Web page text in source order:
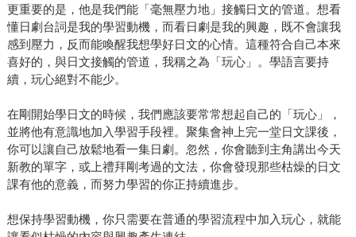
更重要的是，他是我們能「毫無壓力地」接觸日文的管道。想看
懂日劇台詞是我的學習動機，而看日劇是我的興趣，既不會讓我
感到壓力，反而能喚醒我想學好日文的心情。這種符合自己本來
喜好的，與日文接觸的管道，我稱之為「玩心」。學語言要持
續，玩心絕對不能少。
在剛開始學日文的時候，我們應該要常常想起自己的「玩心」，
並將他有意識地加入學習手段裡。聚集會神上完一堂日文課後，
你可以讓自己放鬆地看一集日劇。忽然，你會聽到主角講出今天
新教的單字，或上禮拜剛考過的文法，你會發現那些枯燥的日文
課有他的意義，而努力學習的你正持續進步。
想保持學習動機，你只需要在普通的學習流程中加入玩心，就能